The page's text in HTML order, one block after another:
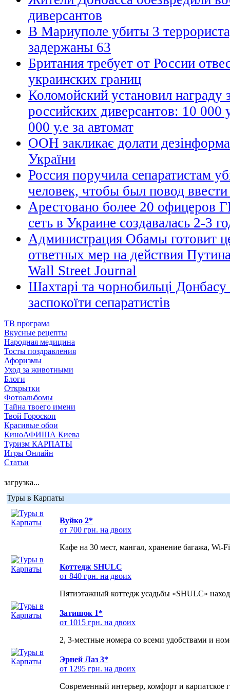
диверсантов
В Мариуполе убиты 3
задержаны 63
Британия требует от России
украинских границ
Коломойский установил награду
российских диверсантов: 10 000
000 у.е за автомат
ООН закликає долати
України
Россия поручила сепаратистам
человек, чтобы был повод
Арестовано более 20 офицеров
сеть в Украине создавалась 2-3
Администрация Обамы готовит
ответных мер на действия
Wall Street Journal
Шахтарі та чорнобильці Донбасу
заспокоїти сепаратистів
ТВ програма
Вкусные рецепты
Народная медицина
Тосты поздравления
Афоризмы
Уход за животными
Блоги
Открытки
Фотоальбомы
Тайна твоего имени
Твой Гороскоп
Красивые обои
КиноАФИША Киева
Туризм КАРПАТЫ
Игры Онлайн
Статьи
загрузка...
Туры в Карпаты
Вуйко 2*
от 700 грн. на двоих
Кафе на 30 мест, мангал, хранение багажа, Wi-
Коттедж SHULC
от 840 грн. на двоих
Пятиэтажный коттедж усадьбы «SHULC»
Затишок 1*
от 1015 грн. на двоих
2, 3-местные номера со всеми удобствами и
Эрней Лаз 3*
от 1295 грн. на двоих
Современный интерьер, комфорт и карпатское